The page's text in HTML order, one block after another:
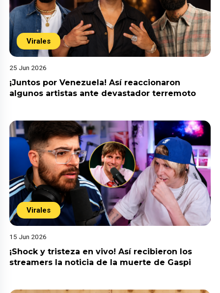
Virales
25 Jun 2026
¡Juntos por Venezuela! Así reaccionaron
algunos artistas ante devastador terremoto
Virales
15 Jun 2026
¡Shock y tristeza en vivo! Así recibieron los
streamers la noticia de la muerte de Gaspi